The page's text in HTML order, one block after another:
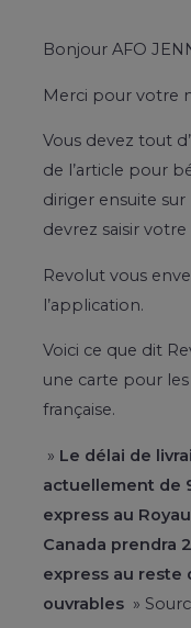
Bonjour AFO
Merci pour votre
Vous devez tout
de l’article pour
diriger ensuite
devrez saisir
Revolut vous
l’application.
Voici ce que dit
une carte pour
française.
» Le délai de
actuellement de
express au
Canada prendra
express au reste
ouvrables »